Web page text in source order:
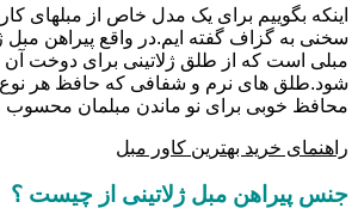
اینکه بگوییم برای یک مدل خاص از مبلهای
سخنی به گزاف گفته ایم.در واقع پیراهن مبل
مبلی است که از طلق ژلاتینی برای دوخت آن
شود.طلق های نرم و شفافی که حافظ هر نوع
محافظ خوبی برای نو ماندن مبلمان
راهنمای خرید بهترین کاور مبل
جنس پیراهن مبل ژلاتینی از چیست ؟